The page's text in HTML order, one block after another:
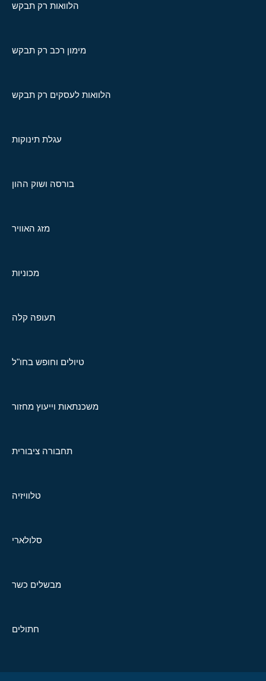
הלוואות רק תבקש
מימון רכב רק תבקש
הלוואות לעסקים רק תבקש
עגלת תינוקות
בורסה ושוק ההון
מזג האוויר
מכוניות
תעופה קלה
טיולים וחופש בחו"ל
משכנתאות וייעוץ מחזור
תחבורה ציבורית
טלוויזיה
סלולארי
מבשלים כשר
חתולים